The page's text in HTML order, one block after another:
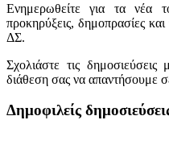
Ενημερωθείτε για τα
προκηρύξεις, δημοπρασίες
ΔΣ.
Σχολιάστε τις
διάθεση σας να απαντήσουμε
Δημοφιλείς